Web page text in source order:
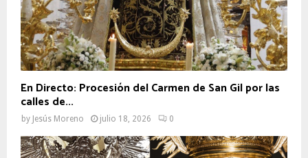
En Directo: Procesión del Carmen de San Gil por las
calles de...
by Jesús Moreno julio 18, 2026 0